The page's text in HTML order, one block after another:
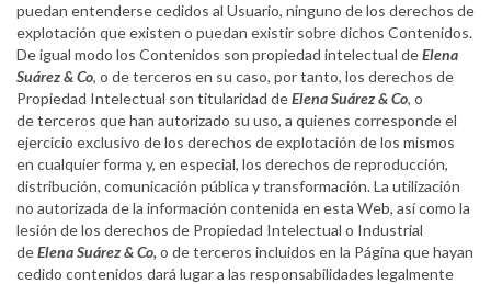
puedan entenderse cedidos al Usuario, ninguno de los derechos de
explotación que existen o puedan existir sobre dichos Contenidos.
De igual modo los Contenidos son propiedad intelectual deElena
Suárez & Co, o de terceros en su caso, por tanto, los derechos de
Propiedad Intelectual son titularidad deElena Suárez & Co, o
de terceros que han autorizado su uso, a quienes corresponde el
ejercicio exclusivo de los derechos de explotación de los mismos
en cualquier forma y, en especial, los derechos de reproducción,
distribución, comunicación pública y transformación. La utilización
no autorizada de la información contenida en esta Web, así como la
lesión de los derechos de Propiedad Intelectual o Industrial
deElena Suárez & Co,o de terceros incluidos en la Página que hayan
cedido contenidos dará lugar a las responsabilidades legalmente